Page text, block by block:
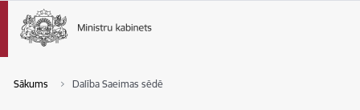
Sākums Dalība Saeimas sēdē